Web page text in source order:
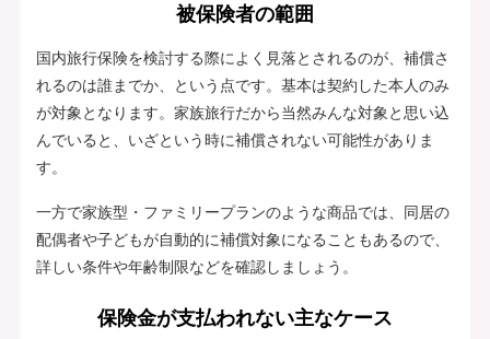
被保険者の範囲
国内旅行保険を検討する際によく見落とされるのが、補償さ
れるのは誰までか、という点です。基本は契約した本人のみ
が対象となります。家族旅行だから当然みんな対象と思い込
んでいると、いざという時に補償されない可能性がありま
す。
一方で家族型・ファミリープランのような商品では、同居の
配偶者や子どもが自動的に補償対象になることもあるので、
詳しい条件や年齢制限などを確認しましょう。
保険金が支払われない主なケース